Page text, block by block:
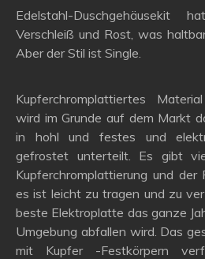
Edelstahl-
Verschleiß und Rost, was
Aber der Stil ist Single.
Kupferchromplattiertes Material
wird im Grunde auf dem Markt
in hohl und festes und
gefrostet unterteilt. Es gibt
Kupferchromplattierung und
es ist leicht zu tragen und zu
beste Elektroplatte das ganze
Umgebung abfallen wird. Das
mit Kupfer -Festkörpern